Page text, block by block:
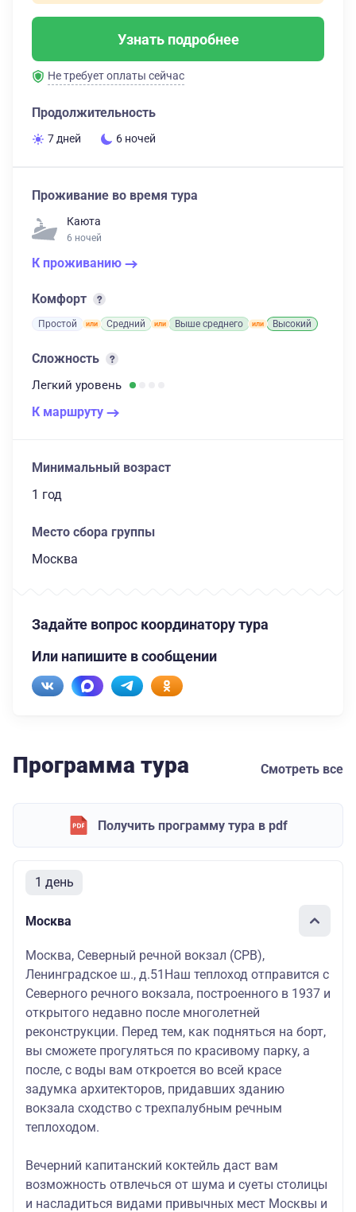
Узнать подробнее
Не требует оплаты сейчас
Продолжительность
7 дней 6 ночей
Проживание во время тура
Каюта
6 ночей
К проживанию
Комфорт
Простой Средний Выше среднего Высокий
Сложность
Легкий уровень
К маршруту
Минимальный возраст
1 год
Место сбора группы
Москва
Задайте вопрос координатору тура
Или напишите в сообщении
Программа тура Смотреть все
Получить программу тура в pdf
1 день
Москва
Москва, Северный речной вокзал (СРВ),
Ленинградское ш., д.51Наш теплоход отправится с
Северного речного вокзала, построенного в 1937 и
открытого недавно после многолетней
реконструкции. Перед тем, как подняться на борт,
вы сможете прогуляться по красивому парку, а
после, с воды вам откроется во всей красе
задумка архитекторов, придавших зданию
вокзала сходство с трехпалубным речным
теплоходом.
Вечерний капитанский коктейль даст вам
возможность отвлечься от шума и суеты столицы
и насладиться видами привычных мест Москвы и